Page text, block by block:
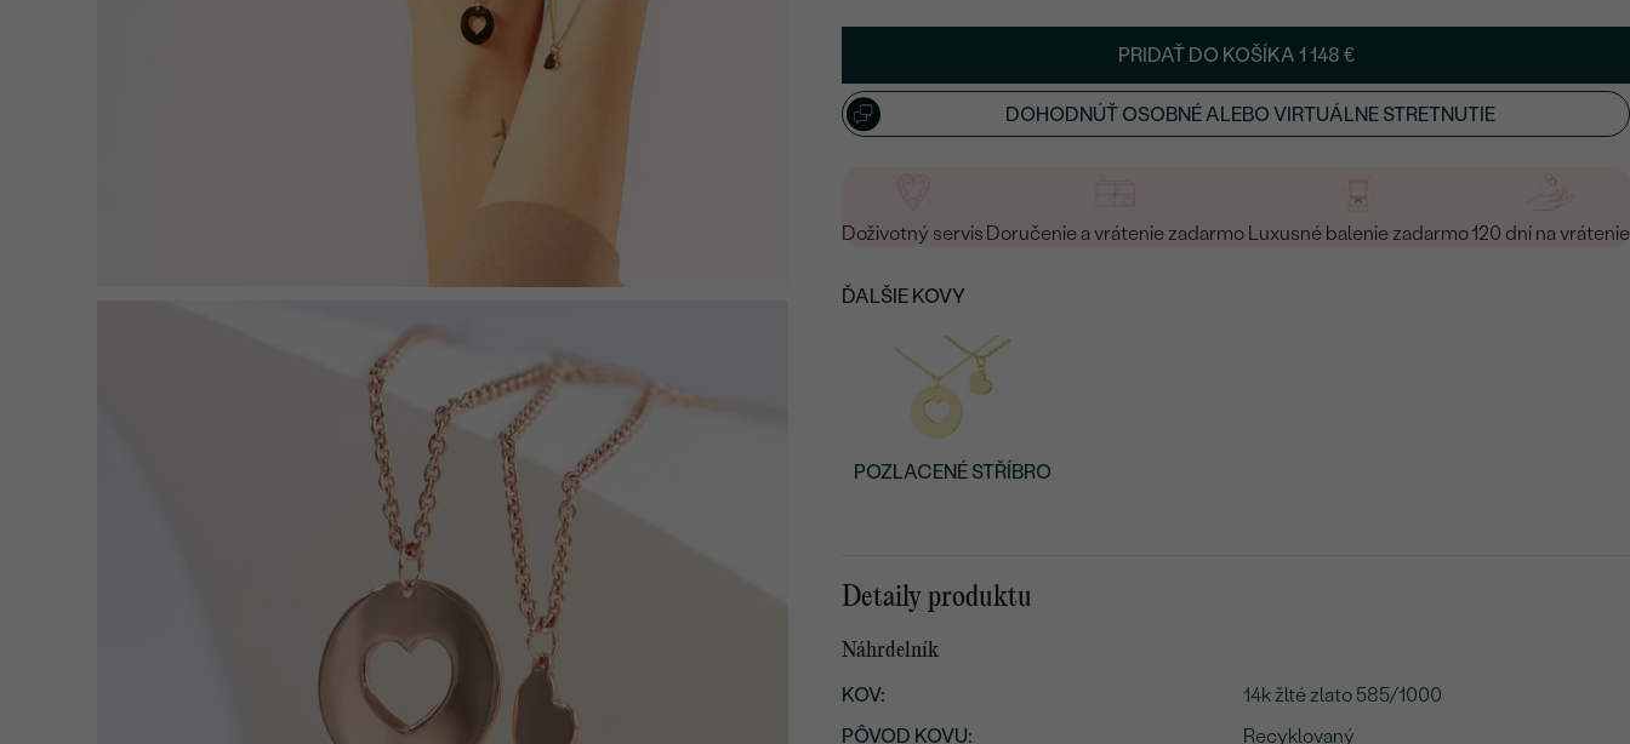
PRIDAŤ DO KOŠÍKA 1 148 €
DOHODNÚŤ OSOBNÉ ALEBO VIRTUÁLNE STRETNUTIE
Doživotný servis Doručenie a vrátenie zadarmo Luxusné balenie zadarmo120 dní na vrátenie
ĎALŠIE KOVY
POZLACENÉ STŘÍBRO
Detaily produktu
Náhrdelník
KOV:
14k žlté zlato 585/1000
PÔVOD KOVU:
Recyklovaný